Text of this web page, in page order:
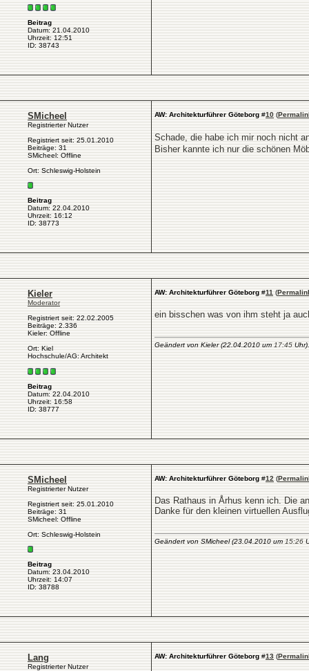
Beitrag
Datum: 21.04.2010
Uhrzeit: 12:51
ID: 38743
SMicheel
Registrierter Nutzer
Registriert seit: 25.01.2010
Beiträge: 31
SMicheel: Offline
Ort: Schleswig-Holstein
Beitrag
Datum: 22.04.2010
Uhrzeit: 16:12
ID: 38773
AW: Architekturführer Göteborg #10 (
Schade, die habe ich mir noch nicht
Bisher kannte ich nur die schönen
Kieler
Moderator
Registriert seit: 22.02.2005
Beiträge: 2.336
Kieler: Offline
Ort: Kiel
Hochschule/AG: Architekt
Beitrag
Datum: 22.04.2010
Uhrzeit: 16:58
ID: 38777
AW: Architekturführer Göteborg #11 (
ein bisschen was von ihm steht ja
Geändert von Kieler (22.04.2010 um 17:45 Uhr).
SMicheel
Registrierter Nutzer
Registriert seit: 25.01.2010
Beiträge: 31
SMicheel: Offline
Ort: Schleswig-Holstein
Beitrag
Datum: 23.04.2010
Uhrzeit: 14:07
ID: 38788
AW: Architekturführer Göteborg #12 (
Das Rathaus in Århus kenn ich. Die
Danke für den kleinen virtuellen
Geändert von SMicheel (23.04.2010 um 15:26
Lang
Registrierter Nutzer
AW: Architekturführer Göteborg #13 (